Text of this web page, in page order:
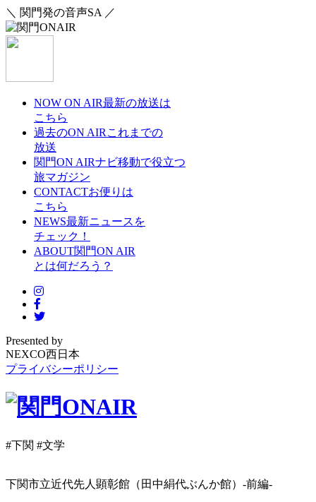
＼ 関門発の音声SA ／
NOW ON AIR最新の放送は
こちら
過去のON AIR これまでの
放送
関門ON AIRナビ移動で役立つ
旅マガジン
CONTACTお便りは
こちら
NEWS最新ニュースを
チェック！
ABOUT関門ON AIR
とは何だろう？
Presented by
NEXCO西日本
プライバシーポリシー
#下関 #文学
下関市立近代先人顕彰館（田中絹代ぶんか館）-前編-